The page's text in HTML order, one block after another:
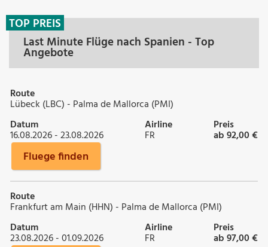
Last Minute Flüge nach Spanien - Top
Angebote
TOP PREIS
Route
Lübeck (LBC) - Palma de Mallorca (PMI)
Datum
16.08.2026 - 23.08.2026
Airline
FR
Preis
ab 92,00 €
Fluege finden
Route
Frankfurt am Main (HHN) - Palma de Mallorca (PMI)
Datum
23.08.2026 - 01.09.2026
Airline
FR
Preis
ab 97,00 €